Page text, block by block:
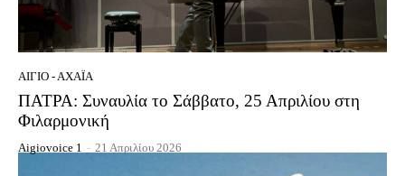
ΑΊΓΙΟ - ΑΧΑΪ́Α
ΠΑΤΡΑ: Συναυλία το Σάββατο, 25 Απριλίου στη
Φιλαρμονική
Aigiovoice 1 - 21 Απριλίου 2026